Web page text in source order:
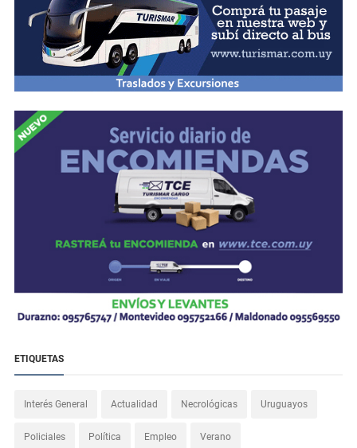
ETIQUETAS
Interés General Actualidad Necrológicas Uruguayos
Policiales Política Empleo Verano